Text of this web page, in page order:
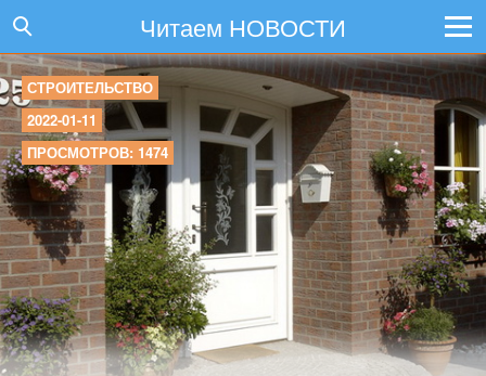
Читаем НОВОСТИ
СТРОИТЕЛЬСТВО
2022-01-11
ПРОСМОТРОВ: 1474